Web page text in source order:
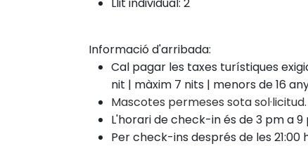
Informació d'arribada:
Cal pagar les taxes turístiques
nit | màxim 7 nits | menors de 16
Mascotes permeses sota sol·licitud.
L'horari de check-in és de 3 pm a 9
Per check-ins després de les